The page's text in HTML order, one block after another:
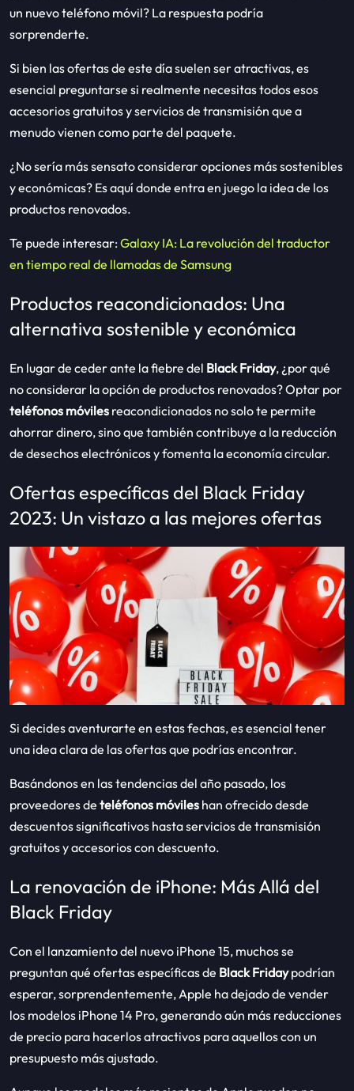
un nuevo teléfono móvil? La respuesta podría
sorprenderte.
Si bien las ofertas de este día suelen ser atractivas, es
esencial preguntarse si realmente necesitas todos esos
accesorios gratuitos y servicios de transmisión que a
menudo vienen como parte del paquete.
¿No sería más sensato considerar opciones más sostenibles
y económicas? Es aquí donde entra en juego la idea de los
productos renovados.
Te puede interesar: Galaxy IA: La revolución del traductor
en tiempo real de llamadas de Samsung
Productos reacondicionados: Una
alternativa sostenible y económica
En lugar de ceder ante la fiebre del Black Friday, ¿por qué
no considerar la opción de productos renovados? Optar por
teléfonos móviles reacondicionados no solo te permite
ahorrar dinero, sino que también contribuye a la reducción
de desechos electrónicos y fomenta la economía circular.
Ofertas específicas del Black Friday
2023: Un vistazo a las mejores ofertas
Si decides aventurarte en estas fechas, es esencial tener
una idea clara de las ofertas que podrías encontrar.
Basándonos en las tendencias del año pasado, los
proveedores de teléfonos móviles han ofrecido desde
descuentos significativos hasta servicios de transmisión
gratuitos y accesorios con descuento.
La renovación de iPhone: Más Allá del
Black Friday
Con el lanzamiento del nuevo iPhone 15, muchos se
preguntan qué ofertas específicas de Black Fridaypodrían
esperar, sorprendentemente, Apple ha dejado de vender
los modelos iPhone 14 Pro, generando aún más reducciones
de precio para hacerlos atractivos para aquellos con un
presupuesto más ajustado.